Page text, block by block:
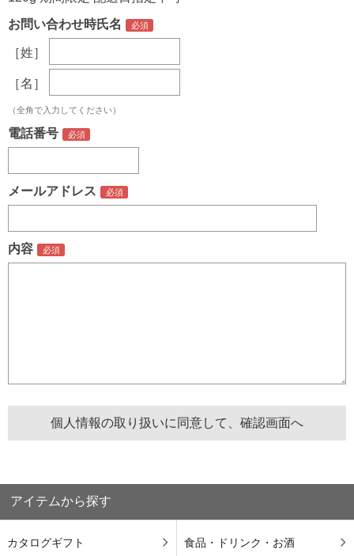
お問い合わせ時氏名
［姓］
［名］
（全角で入力してください）
電話番号
メールアドレス
内容
アイテムから探す
カタログギフト 食品・ドリンク・お酒